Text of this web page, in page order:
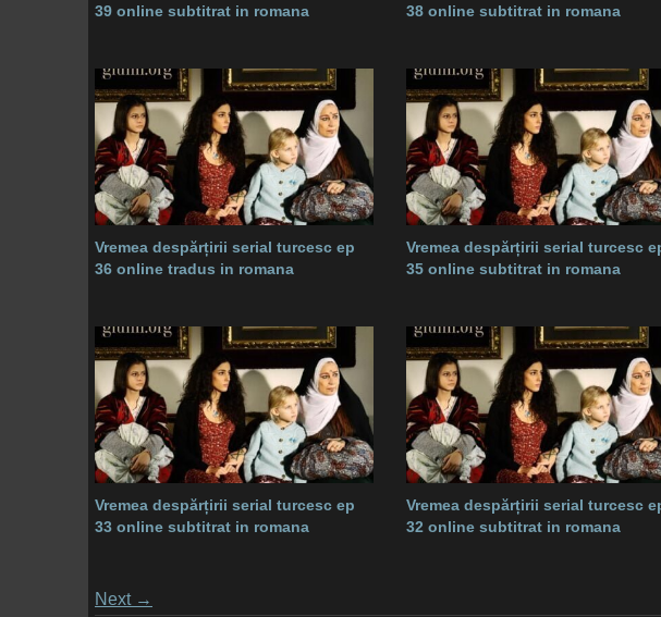
39 online subtitrat in romana
38 online subtitrat in romana
Vremea despărțirii serial turcesc ep
36 online tradus in romana
Vremea despărțirii serial turcesc
35 online subtitrat in romana
Vremea despărțirii serial turcesc ep
33 online subtitrat in romana
Vremea despărțirii serial turcesc
32 online subtitrat in romana
Posts
Next →